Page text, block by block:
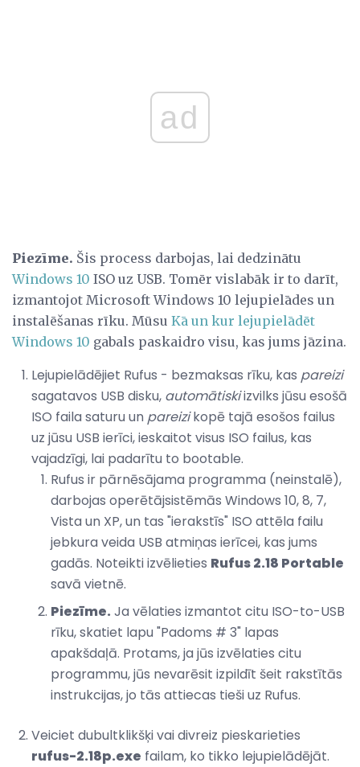
ad
Piezīme. Šis process darbojas, lai dedzinātu
Windows 10 ISO uz USB. Tomēr vislabāk ir to darīt,
izmantojot Microsoft Windows 10 lejupielādes un
instalēšanas rīku. Mūsu Kā un kur lejupielādēt
Windows 10 gabals paskaidro visu, kas jums jāzina.
Lejupielādējiet Rufus - bezmaksas rīku, kas pareizi
sagatavos USB disku, automātiskiizvilks jūsu esošā
ISO faila saturu un pareizikopē tajā esošos failus
uz jūsu USB ierīci, ieskaitot visus ISO failus, kas
vajadzīgi, lai padarītu to bootable.
Rufus ir pārnēsājama programma (neinstalē),
darbojas operētājsistēmās Windows 10, 8, 7,
Vista un XP, un tas "ierakstīs" ISO attēla failu
jebkura veida USB atmiņas ierīcei, kas jums
gadās. Noteikti izvēlieties Rufus 2.18 Portable
savā vietnē.
Piezīme. Ja vēlaties izmantot citu ISO-to-USB
rīku, skatiet lapu "Padoms # 3" lapas
apakšdaļā. Protams, ja jūs izvēlaties citu
programmu, jūs nevarēsit izpildīt šeit rakstītās
instrukcijas, jo tās attiecas tieši uz Rufus.
Veiciet dubultklikšķi vai divreiz pieskarieties
rufus-2.18p.exe failam, ko tikko lejupielādējāt.